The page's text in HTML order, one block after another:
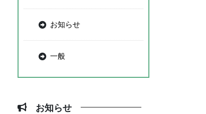
お知らせ
一般
お知らせ